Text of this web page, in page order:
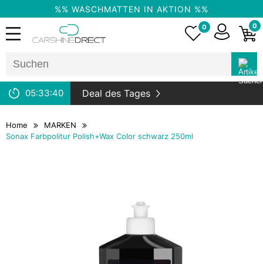
%% WASCHMATTEN IN AKTION %%
0 0
05:33:40 Deal des Tages
Home
MARKEN
Sonax Farbpolitur Polish+Wax Color schwarz 250ml